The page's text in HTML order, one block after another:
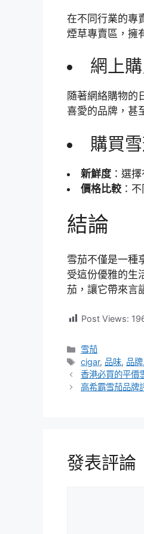
在不同行業的專
煙草專賣區，擁
網上
隨著網絡購物的
喜愛的品牌，甚
購買
新鮮度 ：選
價格比較 ：
結論
雪茄不僅是一種
受這份優雅的生
茄，讓它帶來言
Post Views:
分
類
雪茄
標
籤
cigar, 品味, 品牌,
香港必買的平價
高希霸雪茄品牌
發表評論